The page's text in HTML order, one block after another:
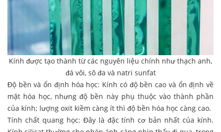
Kính được tạo thành từ các nguyên liệu chính như thạch anh,
đá vôi, sô đa và natri sunfat
Độ bền và ổn định hóa học: Kính có độ bền cao và ổn định về
mặt hóa học, nhưng độ bền này phụ thuộc vào thành phần
của kính; lượng oxit kiềm càng ít thì độ bền hóa học càng cao.
Tính chất quang học: Đây là đặc tính cơ bản nhất của kính.